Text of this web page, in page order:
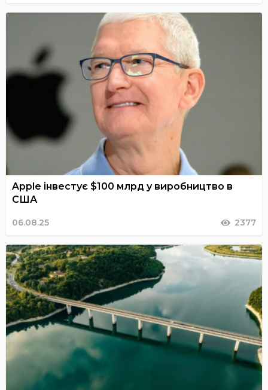
Apple інвестує $100 млрд у виробництво в
США
06.08.25 2377